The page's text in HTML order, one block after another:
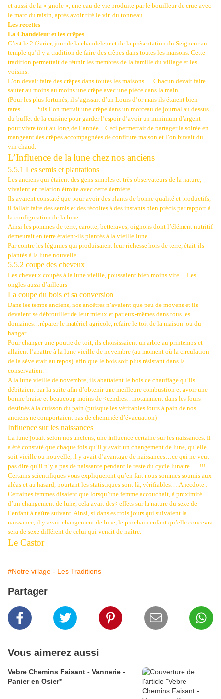
et aussi de la « gnole », une eau de vie produite par le bouilleur de crue avec
le marc du raisin, après avoir tiré le vin du tonneau
Les recettes
La Chandeleur et les crêpes
C’est le 2 février, jour de la chandeleur et de la présentation du Seigneur au
temple qu’il y a tradition de faire des crêpes dans toutes les maisons. Cette
tradition permettait de réunir les membres de la famille du village et les
voisins.
L’on devait faire des crêpes dans toutes les maisons…..Chacun devait faire
sauter au moins au moins une crêpe avec une pièce dans la main
(Pour les plus fortunés, il s’agissait d’un Louis d’or mais ils étaient bien
rares……..Puis l’on mettait une crêpe dans un morceau de journal au dessus
du buffet de la cuisine pour garder l’espoir d’avoir un minimum d’argent
pour vivre tout au long de l’année…Ceci permettait de partager la soirée en
mangeant des crêpes accompagnées de confiture maison et l’on buvait du
vin chaud.
L’Influence de la lune chez nos anciens
5.5.1 Les semis et plantations
Les anciens qui étaient des gens simples et très observateurs de la nature,
vivaient en relation étroite avec cette dernière.
Ils avaient constaté que pour avoir des plants de bonne qualité et productifs,
il fallait faire des semis et des récoltes à des instants bien précis par rapport à
la configuration de la lune.
Ainsi les pommes de terre, carotte, betteraves, oignons dont l’élément nutritif
demeurait en terre étaient-ils plantés à la vieille lune.
Par contre les légumes qui produisaient leur richesse hors de terre, était-ils
plantés à la lune nouvelle.
5.5.2 coupe des cheveux
Les cheveux coupés à la lune vieille, poussaient bien moins vite….Les
ongles aussi d’ailleurs
La coupe du bois et sa conversion
Dans les temps anciens, nos ancêtres n’avaient que peu de moyens et ils
devaient se débrouiller de leur mieux et par eux-mêmes dans tous les
domaines…réparer le matériel agricole, refaire le toit de la maison ou du
hangar.
Pour changer une poutre de toit, ils choisissaient un arbre au printemps et
allaient l’abattre à la lune vieille de novembre (au moment où la circulation
de la sève était au repos), afin que le bois soit plus résistant dans la
conservation.
A la lune vieille de novembre, ils abattaient le bois de chauffage qu’ils
débitaient par la suite afin d’obtenir une meilleure combustion et avoir une
bonne braise et beaucoup moins de <cendres…notamment dans les fours
destinés à la cuisson du pain (puisque les véritables fours à pain de nos
anciens ne comportaient pas de cheminée d’évacuation)
Influence sur les naissances
La lune jouait selon nos anciens, une influence certaine sur les naissances. Il
a été constaté que chaque fois qu’il y avait un changement de lune, qu’elle
soit vieille ou nouvelle, il y avait d’avantage de naissances…ce qui ne veut
pas dire qu’il n’y a pas de naissante pendant le reste du cycle lunaire…. !!!
Certains scientifiques vous expliqueront qu’en fait nous sommes soumis aux
aléas et au hasard, pourtant les statistiques sont là, vérifiables….Anecdote :
Certaines femmes disaient que lorsqu’une femme accouchait, à proximité
d’un changement de lune, cela avait des< effets sur la nature du sexe de
l’enfant à naître suivant. Ainsi, si dans es trois jours qui suivaient la
naissance, il y avait changement de lune, le prochain enfant qu’elle concevra
sera de sexe différent de celui qui venait de naître.
Le Castor
#Notre village - Les Traditions
Partager
Vous aimerez aussi
Vebre Chemins Faisant - Vannerie -
Panier en Osier*